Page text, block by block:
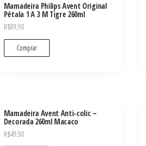
Mamadeira Philips Avent Original
Pétala 1 A 3 M Tigre 260ml
R$89,90
Comprar
Mamadeira Avent Anti-colic –
Decorada 260ml Macaco
R$49,90